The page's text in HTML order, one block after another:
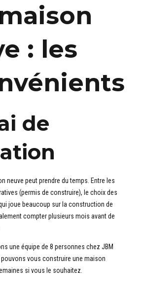
: les
de
neuve peut prendre du temps. Entre les
(permis de construire), le choix des
joue beaucoup sur la construction de
compter plusieurs mois avant de
une équipe de 8 personnes chez JBM
vous construire une maison
si vous le souhaitez.